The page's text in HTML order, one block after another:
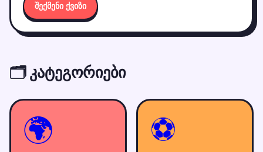
შექმენი ქვიზი
🗂 კატეგორიები
🌍 ⚽